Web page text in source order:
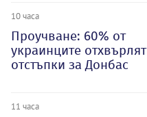
10 часа
Проучване: 60% от
украинците отхвърлят
отстъпки за Донбас
11 часа